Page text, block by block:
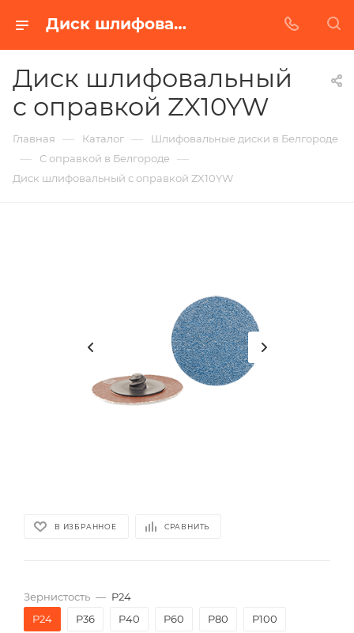
Диск шлифовальный с оправкой ZX10YW в Белгороде | Купить по недорогой цене от Абразивного Завода
Диск шлифовальный
с оправкой ZX10YW
Главная — Каталог — Шлифовальные диски в Белгороде
— С оправкой в Белгороде —
Диск шлифовальный с оправкой ZX10YW
В ИЗБРАННОЕ СРАВНИТЬ
Зернистость — P24
P24
P36 P40 P60 P80 P100